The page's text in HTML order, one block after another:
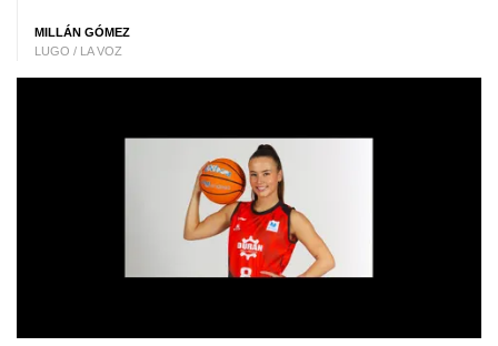
MILLÁN GÓMEZ
LUGO / LA VOZ